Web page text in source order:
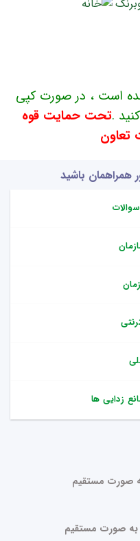
است ، در صورت کپی
.تحت حمایت قوه
تعاون
همراهمان باشید
زدایی ها
صورت مستقیم
به صورت مستقیم